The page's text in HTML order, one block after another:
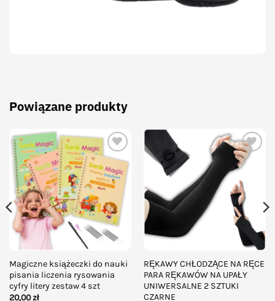
Powiązane produkty
Add to
wishlist
Magiczne książeczki do nauki
pisania liczenia rysowania
cyfry litery zestaw 4 szt
20,00zł
Add to
wishlist
RĘKAWY CHŁODZĄCE NA RĘCE
PARA RĘKAWÓW NA UPAŁY
UNIWERSALNE 2 SZTUKI
CZARNE